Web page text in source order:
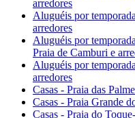
arredores
Aluguéis por
arredores
Aluguéis por
Praia de Camburi e
Aluguéis por
arredores
Casas - Praia das
Casas - Praia Grande
Casas - Praia do